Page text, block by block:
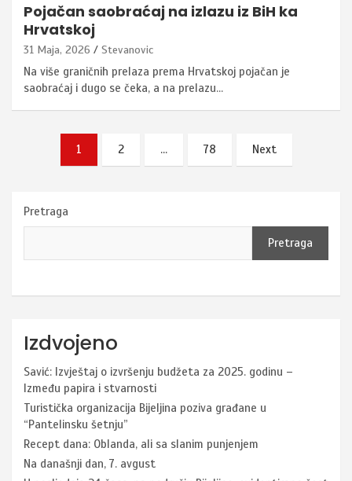
Pojačan saobraćaj na izlazu iz BiH ka
Hrvatskoj
31 Maja, 2026 Stevanovic
Na više graničnih prelaza prema Hrvatskoj pojačan je
saobraćaj i dugo se čeka, a na prelazu…
pagination
1 2 … 78 Next
Pretraga
Pretraga
Izdvojeno
Savić: Izvještaj o izvršenju budžeta za 2025. godinu –
Između papira i stvarnosti
Turistička organizacija Bijeljina poziva građane u
“Pantelinsku šetnju”
Recept dana: Oblanda, ali sa slanim punjenjem
Na današnji dan, 7. avgust